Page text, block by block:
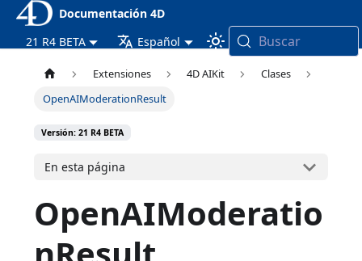
Documentación 4D
21 R4 BETA
Español Buscar
Extensiones 4D AIKit
Clases
OpenAIModerationResult
Versión: 21 R4 BETA
En esta página
OpenAIModeratio